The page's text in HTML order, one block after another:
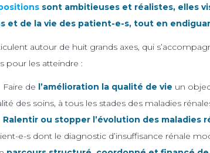
sont ambitieuses et réalistes, elles
et de la vie des patient-e-s, tout en
autour de huit grands axes, qui
pour les atteindre :
Faire de l’amélioration la qualité de vie un
des soins, à tous les stades des maladies
Ralentir ou stopper l’évolution des maladies
e-s dont le diagnostic d’insuffisance rénale